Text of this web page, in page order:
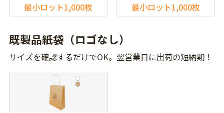
最小ロット1,000枚 最小ロット1,000枚
既製品紙袋（ロゴなし）
サイズを確認するだけでOK。翌営業日に出荷の短納期！